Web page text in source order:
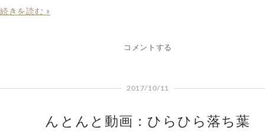
続きを読む »
コメントする
2017/10/11
んとんと動画：ひらひら落ち葉